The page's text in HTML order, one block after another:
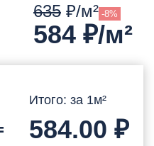
635 ₽/м² -8%
584 ₽/м²
Итого: за 1м²
584.00 ₽